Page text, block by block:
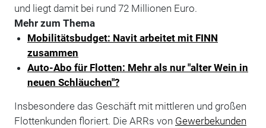
und liegt damit bei rund 72 Millionen Euro.
Mehr zum Thema
Mobilitätsbudget: Navit arbeitet mit FINN
zusammen
Auto-Abo für Flotten: Mehr als nur "alter Wein in
neuen Schläuchen"?
Insbesondere das Geschäft mit mittleren und großen
Flottenkunden floriert. Die ARRs von Gewerbekunden